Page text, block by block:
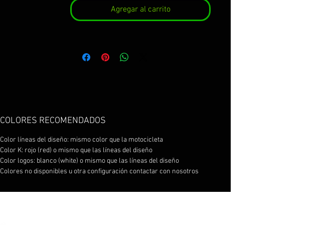
Agregar al carrito
COLORES RECOMENDADOS
Color líneas del diseño: mismo color que la motocicleta
Color K: rojo (red) o mismo que las líneas del diseño
Color logos: blanco (white) o mismo que las líneas del diseño
Colores no disponibles u otra configuración contactar con nosotros